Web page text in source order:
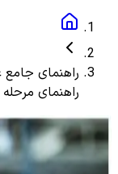
راهنمای